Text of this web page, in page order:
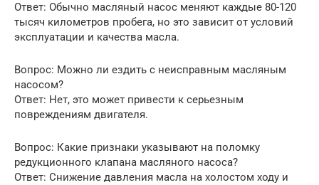
Ответ: Обычно масляный насос меняют каждые 80-120
тысяч километров пробега, но это зависит от условий
эксплуатации и качества масла.
Вопрос: Можно ли ездить с неисправным масляным
насосом?
Ответ: Нет, это может привести к серьезным
повреждениям двигателя.
Вопрос: Какие признаки указывают на поломку
редукционного клапана масляного насоса?
Ответ: Снижение давления масла на холостом ходу и